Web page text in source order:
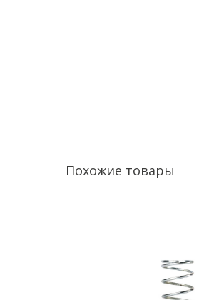
Похожие товары